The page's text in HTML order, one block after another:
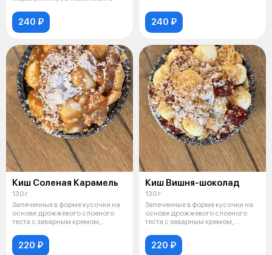
240 ₽ 240 ₽
Киш Соленая Карамель
130 г
Запеченные в форме кусочки на
основе дрожжевого слоеного
теста с заварным кремом,
220 ₽
Киш Вишня-шоколад
130 г
Запеченные в форме кусочки на
основе дрожжевого слоеного
теста с заварным кремом,
220 ₽